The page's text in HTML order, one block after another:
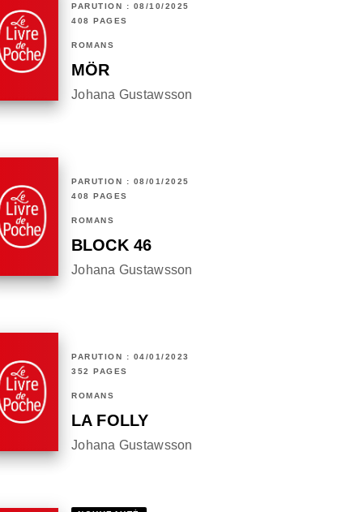
PARUTION : 08/10/2025
408 PAGES
ROMANS
MÖR
Johana Gustawsson
PARUTION : 08/01/2025
408 PAGES
ROMANS
BLOCK 46
Johana Gustawsson
PARUTION : 04/01/2023
352 PAGES
ROMANS
LA FOLLY
Johana Gustawsson